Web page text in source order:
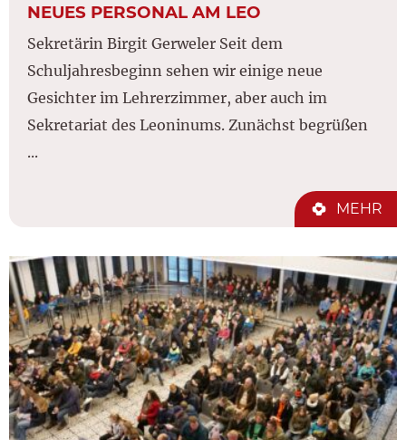
NEUES PERSONAL AM LEO
Sekretärin Birgit Gerweler Seit dem
Schuljahresbeginn sehen wir einige neue
Gesichter im Lehrerzimmer, aber auch im
Sekretariat des Leoninums. Zunächst begrüßen
...
MEHR